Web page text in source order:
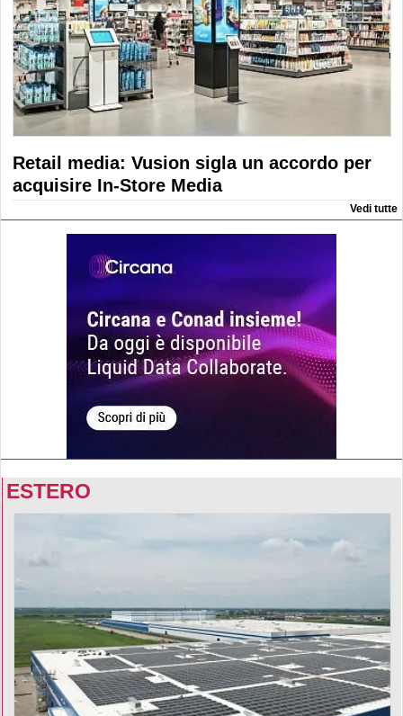
Retail media: Vusion sigla un accordo per
acquisire In-Store Media
Vedi tutte
ESTERO